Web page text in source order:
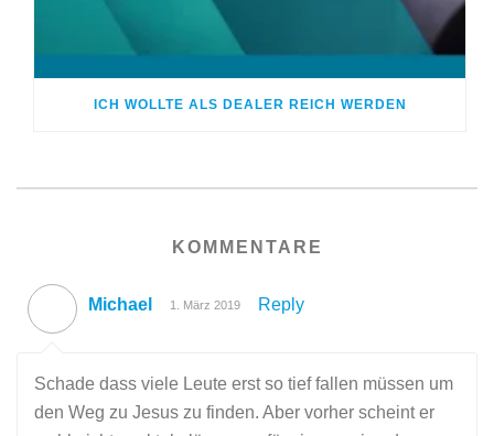
ICH WOLLTE ALS DEALER REICH WERDEN
KOMMENTARE
Michael 1. März 2019 Reply
Schade dass viele Leute erst so tief fallen müssen um
den Weg zu Jesus zu finden. Aber vorher scheint er